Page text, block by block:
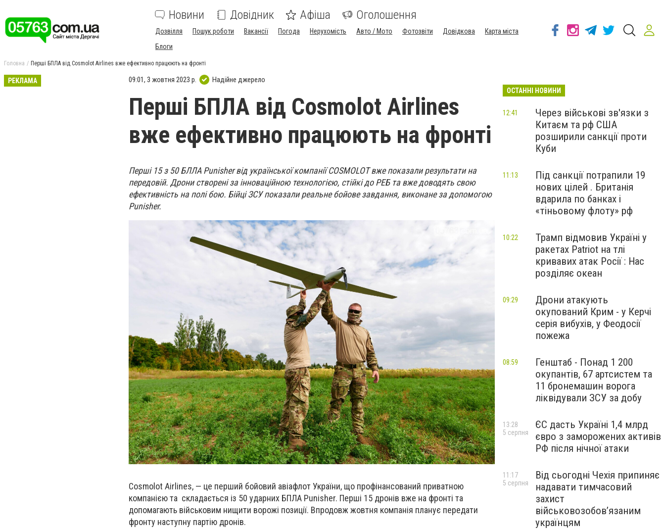
Новини Довідник Афіша Оголошення
Дозвілля Пошук роботи Вакансії Погода Нерухомість Авто / Мото Фотозвіти Довідкова
Карта міста
Блоги
Головна Перші БПЛА від Cosmolot Airlines вже ефективно працюють на фронті
РЕКЛАМА 09:01, 3 жовтня 2023 р. Надійне джерело
Перші БПЛА від Cosmolot Airlines
вже ефективно працюють на фронті
Перші 15 з 50 БЛЛА Punisher від української компанії COSMOLOT вже показали результати на
передовій. Дрони створені за інноваційною технологією, стійкі до РЕБ та вже доводять свою
ефективність на полі бою. Бійці ЗСУ показали реальне бойове завдання, виконане за допомогою
Punisher.
Cosmolot Airlines, — це перший бойовий авіафлот України, що профінансований приватною
компанією та складається із 50 ударних БПЛА Punisher. Перші 15 дронів вже на фронті та
допомагають військовим нищити ворожі позиції. Впродовж жовтня компанія планує передати
фронту наступну партію дронів.
ОСТАННІ НОВИНИ
Через військові зв'язки з
Китаєм та рф США
розширили санкції проти
Куби
12:41
Під санкції потрапили 19
нових цілей . Британія
вдарила по банках і
«тіньовому флоту» рф
11:13
Трамп відмовив Україні у
ракетах Patriot на тлі
кривавих атак Росії : Нас
розділяє океан
10:22
Дрони атакують
окупований Крим - у Керчі
серія вибухів, у Феодосії
пожежа
09:29
Генштаб - Понад 1 200
окупантів, 67 артсистем та
11 бронемашин ворога
ліквідували ЗСУ за добу
08:59
ЄС дасть Україні 1,4 млрд
євро з заморожених активів
РФ після нічної атаки
13:28
5 серпня
Від сьогодні Чехія припиняє
надавати тимчасовий
захист
військовозобов’язаним
українцям
11:17
5 серпня